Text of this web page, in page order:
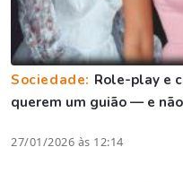
Sociedade: Role-play e
querem um guião — e
27/01/2026 às 12:14